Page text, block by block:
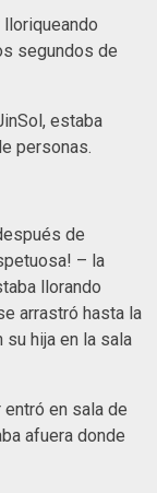
segundos de
estaba
personas.
de
– la
llorando
arrastró hasta la
hija en la sala
en sala de
afuera donde